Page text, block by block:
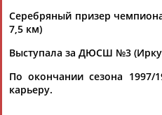
АББАТЕ-
БУЛАТОВА
АББЯСОВА
Серебряный призер
7,5 км)
Выступала за ДЮСШ №3
По окончании сезона 1997/
карьеру.